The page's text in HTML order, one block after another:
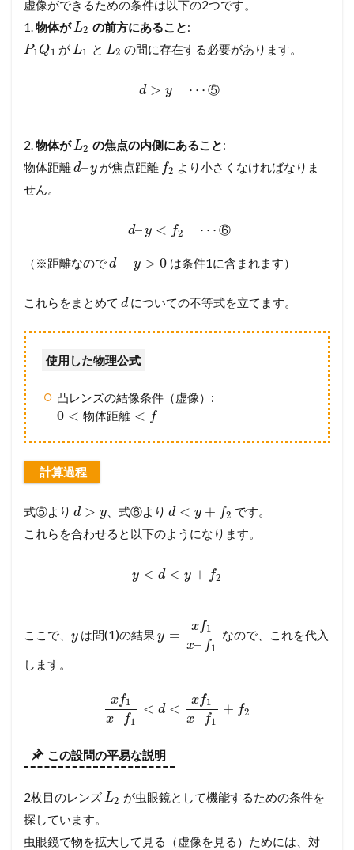
虚像ができるための条件は以下の2つです。
1.物体がL2 の前方にあること:
P1Q1 がL1 と L2 の間に存在する必要があります。
d > y ⋯ ⑤
2.物体がL2 の焦点の内側にあること:
物体距離d–yが焦点距離 f2 より小さくなければなりま
せん。
d–y < f2 ⋯ ⑥
（※距離なのでd − y > 0 は条件1に含まれます）
これらをまとめて d についての不等式を立てます。
使用した物理公式
凸レンズの結像条件（虚像）:
0 < 物体距離 < f
計算過程
式⑤より d > y、式⑥より d < y + f2 です。
これらを合わせると以下のようになります。
y < d < y + f2
ここで、 y は問(1)の結果y =
xf1
x– f1
なので、これを代入
します。
xf1
x– f1
< d <
xf1
x– f1
+ f2
この設問の平易な説明
2枚目のレンズL2 が虫眼鏡として機能するための条件を
探しています。
虫眼鏡で物を拡大して見る（虚像を見る）ためには、対